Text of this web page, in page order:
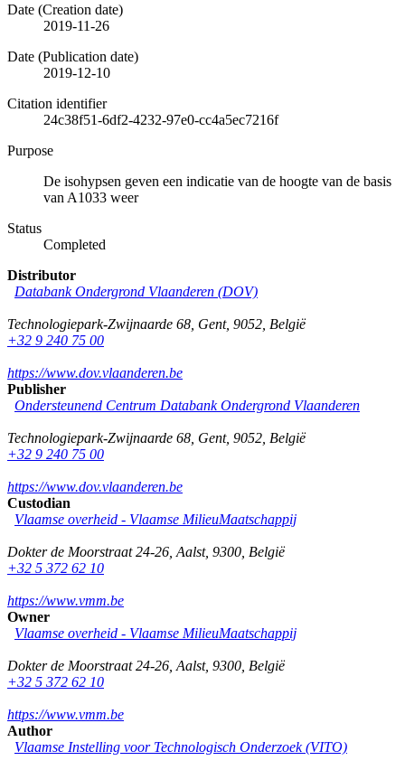
Date (Creation date)
2019-11-26
Date (Publication date)
2019-12-10
Citation identifier
24c38f51-6df2-4232-97e0-cc4a5ec7216f
Purpose
De isohypsen geven een indicatie van de hoogte van de basis
van A1033 weer
Status
Completed
Distributor
Databank Ondergrond Vlaanderen (DOV)
Technologiepark-Zwijnaarde 68 Gent, 9052 België
+32 9 240 75 00
https://www.dov.vlaanderen.be
Publisher
Ondersteunend Centrum Databank Ondergrond Vlaanderen
Technologiepark-Zwijnaarde 68 Gent, 9052 België
+32 9 240 75 00
https://www.dov.vlaanderen.be
Custodian
Vlaamse overheid - Vlaamse MilieuMaatschappij
Dokter de Moorstraat 24-26 Aalst, 9300 België
+32 5 372 62 10
https://www.vmm.be
Owner
Vlaamse overheid - Vlaamse MilieuMaatschappij
Dokter de Moorstraat 24-26 Aalst, 9300 België
+32 5 372 62 10
https://www.vmm.be
Author
Vlaamse Instelling voor Technologisch Onderzoek (VITO)